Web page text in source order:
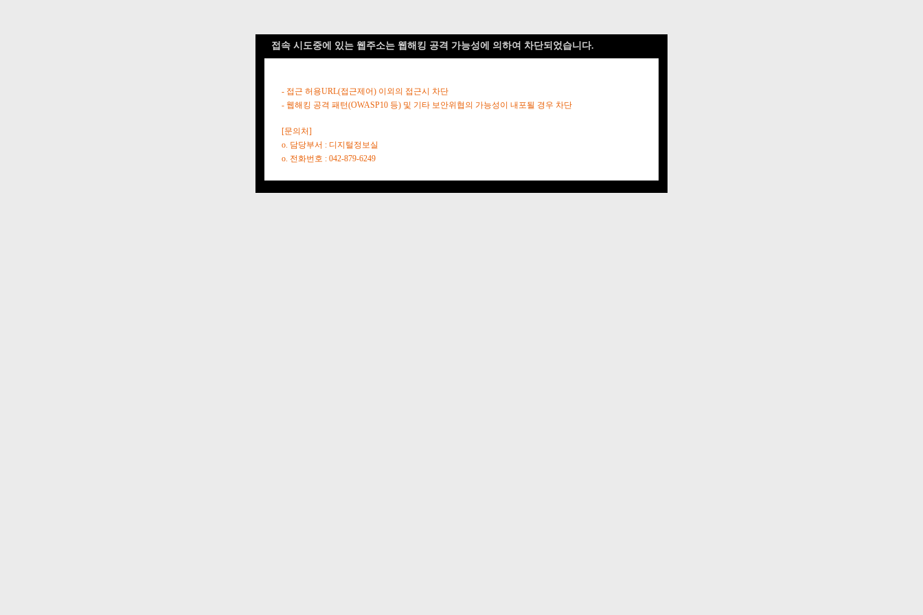
접속 시도중에 있는 웹주소는 웹해킹 공격 가능성에 의하여 차단되었습니다.
- 접근 허용URL(접근제어) 이외의 접근시 차단
- 웹해킹 공격 패턴(OWASP10 등) 및 기타 보안위협의 가능성이 내포될 경우 차단
[문의처]
o. 담당부서 : 디지털정보실
o. 전화번호 : 042-879-6249